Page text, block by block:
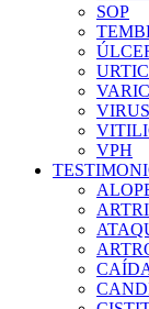
SOP
VIRUS
VPH